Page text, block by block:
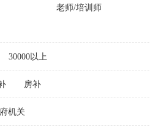
老师/培训师
30000以上
房补
机关